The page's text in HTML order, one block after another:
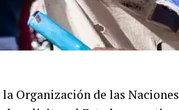
Organización de las Naciones